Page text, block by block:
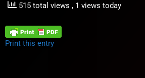
515 total views , 1 views today
Print this entry